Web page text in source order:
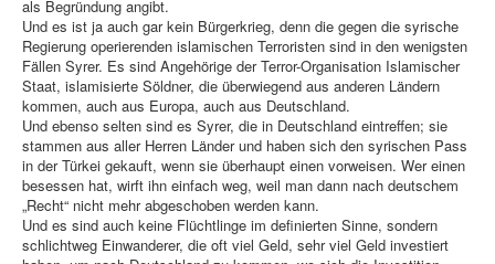
als Begründung angibt.
Und es ist ja auch gar kein Bürgerkrieg, denn die gegen die syrische
Regierung operierenden islamischen Terroristen sind in den wenigsten
Fällen Syrer. Es sind Angehörige der Terror-Organisation Islamischer
Staat, islamisierte Söldner, die überwiegend aus anderen Ländern
kommen, auch aus Europa, auch aus Deutschland.
Und ebenso selten sind es Syrer, die in Deutschland eintreffen; sie
stammen aus aller Herren Länder und haben sich den syrischen Pass
in der Türkei gekauft, wenn sie überhaupt einen vorweisen. Wer einen
besessen hat, wirft ihn einfach weg, weil man dann nach deutschem
„Recht“ nicht mehr abgeschoben werden kann.
Und es sind auch keine Flüchtlinge im definierten Sinne, sondern
schlichtweg Einwanderer, die oft viel Geld, sehr viel Geld investiert